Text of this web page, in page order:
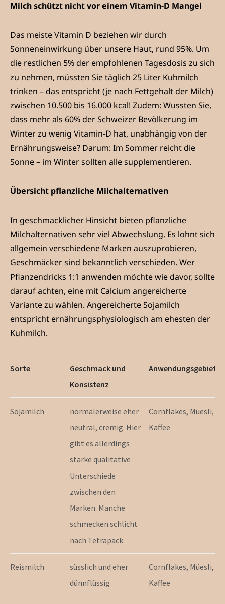
Milch schützt nicht vor einem Vitamin-D Mangel
Das meiste Vitamin D beziehen wir durch
Sonneneinwirkung über unsere Haut, rund 95%. Um
die restlichen 5% der empfohlenen Tagesdosis zu sich
zu nehmen, müssten Sie täglich 25 Liter Kuhmilch
trinken – das entspricht (je nach Fettgehalt der Milch)
zwischen 10.500 bis 16.000 kcal! Zudem: Wussten Sie,
dass mehr als 60% der Schweizer Bevölkerung im
Winter zu wenig Vitamin-D hat, unabhängig von der
Ernährungsweise? Darum: Im Sommer reicht die
Sonne – im Winter sollten alle supplementieren.
Übersicht pflanzliche Milchalternativen
In geschmacklicher Hinsicht bieten pflanzliche
Milchalternativen sehr viel Abwechslung. Es lohnt sich
allgemein verschiedene Marken auszuprobieren,
Geschmäcker sind bekanntlich verschieden. Wer
Pflanzendricks 1:1 anwenden möchte wie davor, sollte
darauf achten, eine mit Calcium angereicherte
Variante zu wählen. Angereicherte Sojamilch
entspricht ernährungsphysiologisch am ehesten der
Kuhmilch.
Sorte
Geschmack und
Konsistenz
Anwendungsgebiet
Sojamilch
normalerweise eher
neutral, cremig. Hier
gibt es allerdings
starke qualitative
Unterschiede
zwischen den
Marken. Manche
schmecken schlicht
nach Tetrapack
Cornflakes, Müesli,
Kaffee
Reismilch
süsslich und eher
dünnflüssig
Cornflakes, Müesli,
Kaffee